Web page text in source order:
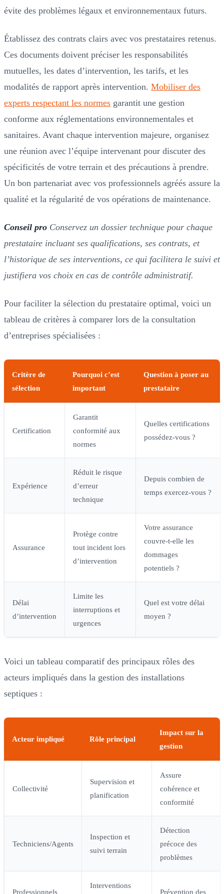
évite des problèmes légaux et environnementaux futurs.
Établissez des contrats clairs avec vos prestataires retenus.
Ces documents doivent préciser les responsabilités
mutuelles, les dates d’intervention, les tarifs, et les
modalités de rapport après intervention. Mobiliser des
experts respectant les normes garantit une gestion
conforme aux réglementations environnementales et
sanitaires. Avant chaque intervention majeure, organisez
une réunion avec l’équipe intervenant pour discuter des
spécificités de votre terrain et des précautions à prendre.
Un bon partenariat avec vos professionnels agréés assure la
qualité et la régularité de vos opérations de maintenance.
Conseil pro Conservez un dossier technique pour chaque
prestataire incluant ses qualifications, ses contrats, et
l’historique de ses interventions, ce qui facilitera le suivi et
justifiera vos choix en cas de contrôle administratif.
Pour faciliter la sélection du prestataire optimal, voici un
tableau de critères à comparer lors de la consultation
d’entreprises spécialisées :
Critère de
sélection
Pourquoi c’est
important
Question à poser au
prestataire
Certification
Garantit
conformité aux
normes
Quelles certifications
possédez-vous ?
Expérience
Réduit le risque
d’erreur
technique
Depuis combien de
temps exercez-vous ?
Assurance
Protège contre
tout incident lors
d’intervention
Votre assurance
couvre-t-elle les
dommages
potentiels ?
Délai
d’intervention
Limite les
interruptions et
urgences
Quel est votre délai
moyen ?
Voici un tableau comparatif des principaux rôles des
acteurs impliqués dans la gestion des installations
septiques :
Acteur impliqué Rôle principal
Impact sur la
gestion
Collectivité
Supervision et
planification
Assure
cohérence et
conformité
Techniciens/Agents
Inspection et
suivi terrain
Détection
précoce des
problèmes
Professionnels
Interventions
Prévention des